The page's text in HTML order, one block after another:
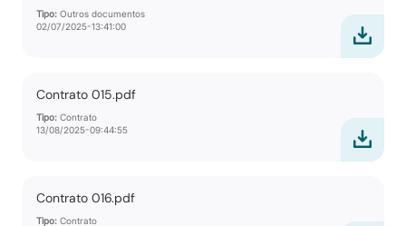
Tipo: Outros documentos
02/07/2025-13:41:00
Contrato 015.pdf
Tipo: Contrato
13/08/2025-09:44:55
Contrato 016.pdf
Tipo: Contrato